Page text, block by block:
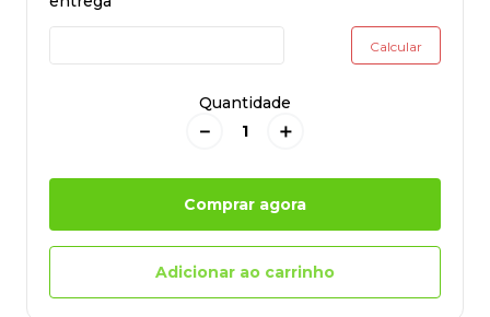
Quantidade
＋
－
Comprar agora
Adicionar ao carrinho